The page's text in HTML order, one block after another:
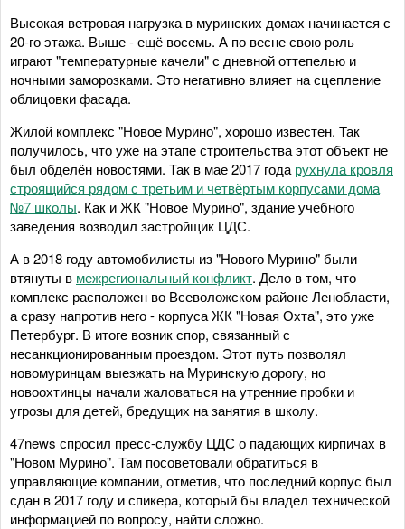
Высокая ветровая нагрузка в муринских домах начинается с
20-го этажа. Выше - ещё восемь. А по весне свою роль
играют "температурные качели" с дневной оттепелью и
ночными заморозками. Это негативно влияет на сцепление
облицовки фасада.
Жилой комплекс "Новое Мурино", хорошо известен. Так
получилось, что уже на этапе строительства этот объект не
был обделён новостями. Так в мае 2017 года рухнула кровля
строящийся рядом с третьим и четвёртым корпусами дома
№7 школы. Как и ЖК "Новое Мурино", здание учебного
заведения возводил застройщик ЦДС.
А в 2018 году автомобилисты из "Нового Мурино" были
втянуты в межрегиональный конфликт. Дело в том, что
комплекс расположен во Всеволожском районе Ленобласти,
а сразу напротив него - корпуса ЖК "Новая Охта", это уже
Петербург. В итоге возник спор, связанный с
несанкционированным проездом. Этот путь позволял
новомуринцам выезжать на Муринскую дорогу, но
новоохтинцы начали жаловаться на утренние пробки и
угрозы для детей, бредущих на занятия в школу.
47news спросил пресс-службу ЦДС о падающих кирпичах в
"Новом Мурино". Там посоветовали обратиться в
управляющие компании, отметив, что последний корпус был
сдан в 2017 году и спикера, который бы владел технической
информацией по вопросу, найти сложно.